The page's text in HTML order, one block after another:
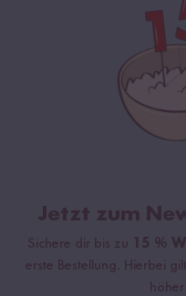
Jetzt zum
Sichere dir bis zu 15 %
erste Bestellung. Hierbei